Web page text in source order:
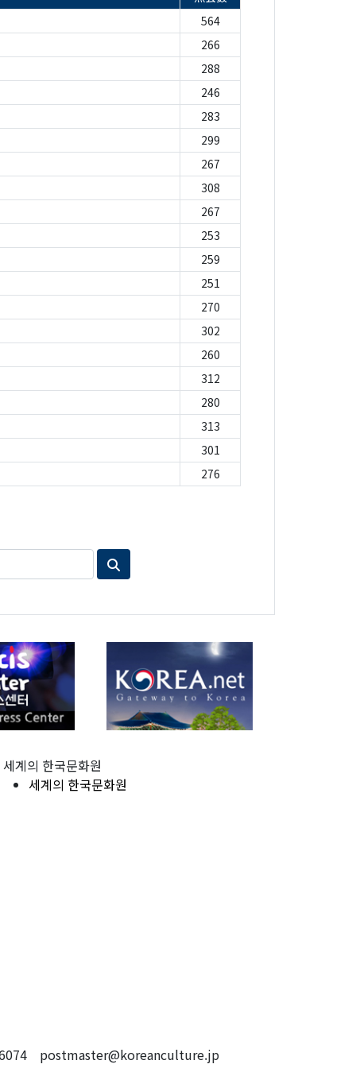
564
266
288
246
283
299
267
308
267
253
259
251
270
302
260
312
280
313
301
276
세계의 한국문화원
세계의 한국문화원
postmaster@koreanculture.jp